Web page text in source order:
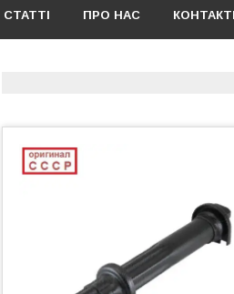
СТАТТІ ПРО НАС